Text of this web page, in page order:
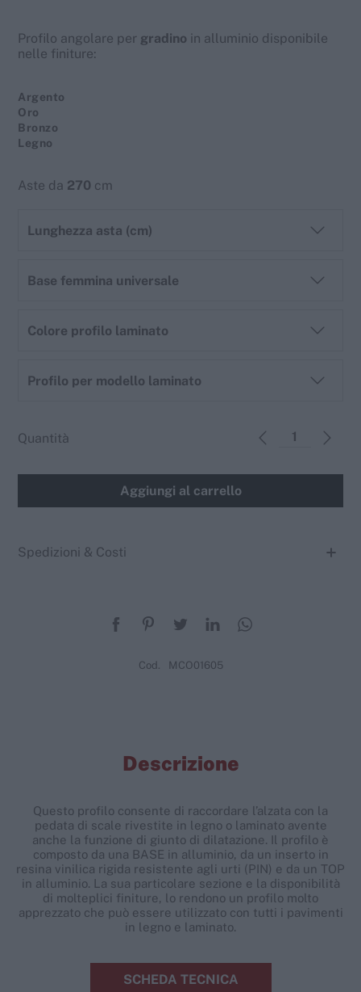
Profilo angolare per gradino in alluminio disponibile
nelle finiture:
Argento
Oro
Bronzo
Legno
Aste da 270 cm
Lunghezza asta (cm)
Base femmina universale
Colore profilo laminato
Profilo per modello laminato
Quantità
Aggiungi al carrello
Spedizioni & Costi
Cod. MCO01605
Descrizione
Questo profilo consente di raccordare l’alzata con la
pedata di scale rivestite in legno o laminato avente
anche la funzione di giunto di dilatazione. Il profilo è
composto da una BASE in alluminio, da un inserto in
resina vinilica rigida resistente agli urti (PIN) e da un TOP
in alluminio. La sua particolare sezione e la disponibilità
di molteplici finiture, lo rendono un profilo molto
apprezzato che può essere utilizzato con tutti i pavimenti
in legno e laminato.
SCHEDA TECNICA